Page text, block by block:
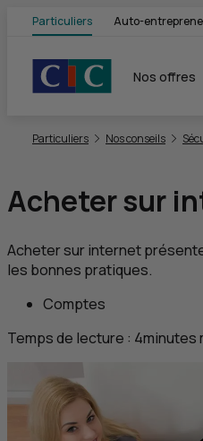
Particuliers Auto-
Nos offres
Particuliers Nos conseils
Acheter sur
Acheter sur internet
les bonnes pratiques.
Comptes
Temps de lecture : 4minutes